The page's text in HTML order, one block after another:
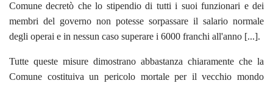
Comune decretò che lo stipendio di tutti i suoi funzionari e dei
membri del governo non potesse sorpassare il salario normale
degli operai e in nessun caso superare i 6000 franchi all'anno [...].
Tutte queste misure dimostrano abbastanza chiaramente che la
Comune costituiva un pericolo mortale per il vecchio mondo